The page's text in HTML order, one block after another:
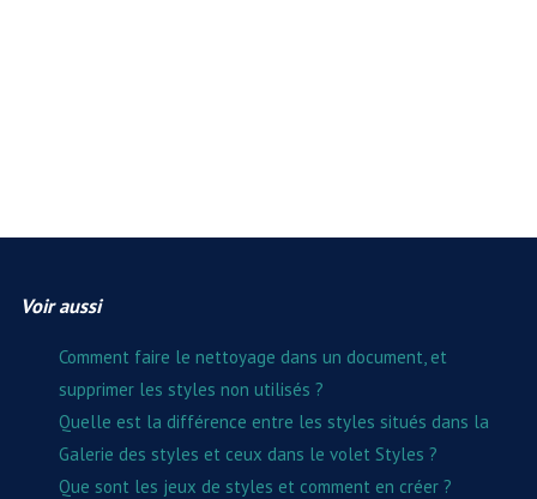
Voir aussi
Comment faire le nettoyage dans un document, et
supprimer les styles non utilisés ?
Quelle est la différence entre les styles situés dans la
Galerie des styles et ceux dans le volet Styles ?
Que sont les jeux de styles et comment en créer ?